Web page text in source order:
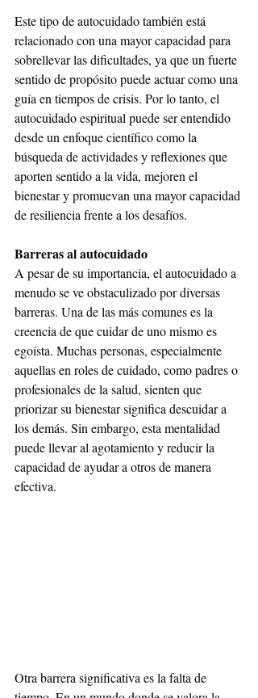
Este tipo de autocuidado también está
relacionado con una mayor capacidad para
sobrellevar las dificultades, ya que un fuerte
sentido de propósito puede actuar como una
guía en tiempos de crisis. Por lo tanto, el
autocuidado espiritual puede ser entendido
desde un enfoque científico como la
búsqueda de actividades y reflexiones que
aporten sentido a la vida, mejoren el
bienestar y promuevan una mayor capacidad
de resiliencia frente a los desafíos.
Barreras al autocuidado
A pesar de su importancia, el autocuidado a
menudo se ve obstaculizado por diversas
barreras. Una de las más comunes es la
creencia de que cuidar de uno mismo es
egoísta. Muchas personas, especialmente
aquellas en roles de cuidado, como padres o
profesionales de la salud, sienten que
priorizar su bienestar significa descuidar a
los demás. Sin embargo, esta mentalidad
puede llevar al agotamiento y reducir la
capacidad de ayudar a otros de manera
efectiva.
Otra barrera significativa es la falta de